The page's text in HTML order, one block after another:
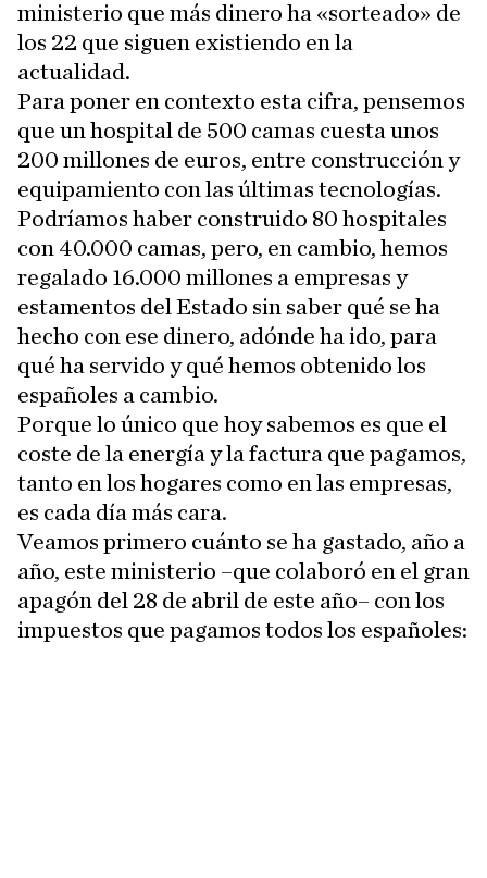
ministerio que más dinero ha «sorteado» de
los 22 que siguen existiendo en la
actualidad.
Para poner en contexto esta cifra, pensemos
que un hospital de 500 camas cuesta unos
200 millones de euros, entre construcción y
equipamiento con las últimas tecnologías.
Podríamos haber construido 80 hospitales
con 40.000 camas, pero, en cambio, hemos
regalado 16.000 millones a empresas y
estamentos del Estado sin saber qué se ha
hecho con ese dinero, adónde ha ido, para
qué ha servido y qué hemos obtenido los
españoles a cambio.
Porque lo único que hoy sabemos es que el
coste de la energía y la factura que pagamos,
tanto en los hogares como en las empresas,
es cada día más cara.
Veamos primero cuánto se ha gastado, año a
año, este ministerio –que colaboró en el gran
apagón del 28 de abril de este año– con los
impuestos que pagamos todos los españoles: